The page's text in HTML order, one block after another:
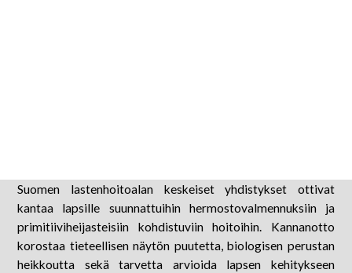
Suomen lastenhoitoalan keskeiset yhdistykset ottivat
kantaa lapsille suunnattuihin hermostovalmennuksiin ja
primitiiviheijasteisiin kohdistuviin hoitoihin. Kannanotto
korostaa tieteellisen näytön puutetta, biologisen perustan
heikkoutta sekä tarvetta arvioida lapsen kehitykseen